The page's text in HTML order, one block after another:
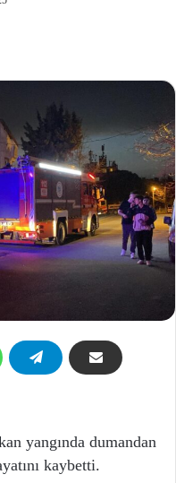
yangında dumandan
kaybetti.